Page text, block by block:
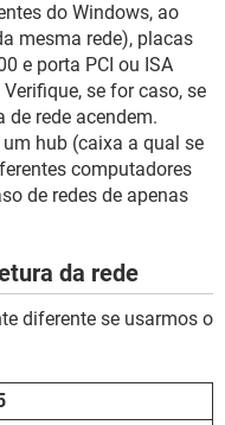
do Windows, ao
mesma rede), placas
e porta PCI ou ISA
se for caso, se
rede acendem.
hub (caixa a qual se
computadores
de redes de apenas
da rede
diferente se usarmos o